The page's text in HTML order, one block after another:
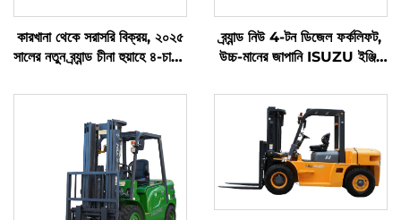
কারখানা থেকে সরাসরি বিক্রয়, ২০২৫
সালের নতুন ব্র্যান্ড চীনা হুয়াহে ৪-চাকার
ব্র্যান্ড নিউ 4-টন ডিজেল ফর্কলিফট,
উচ্চ-মানের জাপানি ISUZU ইঞ্জিন